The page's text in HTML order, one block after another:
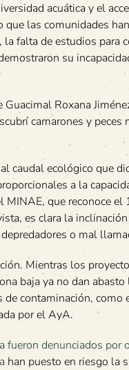
acuática y el
las comunidades
la falta de estudios para
su
Roxana
camarones y
caudal ecológico que
a la
que reconoce
es clara la
o mal
Mientras los
baja ya no dan
contaminación,
por el AyA.
fueron denunciados por
han puesto en riesgo la